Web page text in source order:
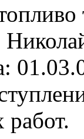
работ.